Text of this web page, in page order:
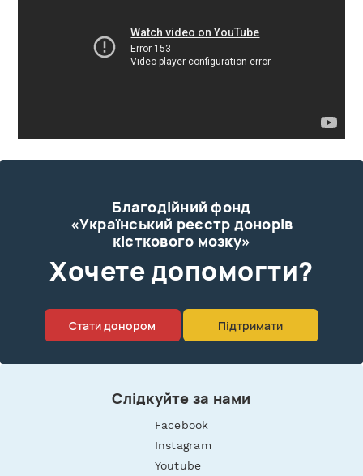
Благодійний фонд
«Український реєстр донорів
кісткового мозку»
Xочете допомогти?
Стати донором Підтримати
Слідкуйте за нами
Facebook
Instagram
Youtube